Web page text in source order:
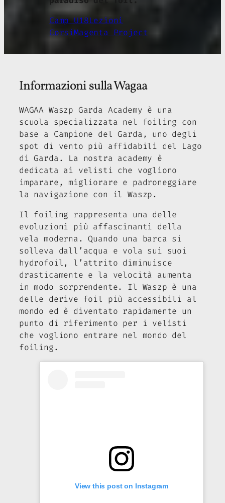
Camp U18Lezioni
CorsiMagenta Project
Informazioni sulla Wagaa
WAGAA Waszp Garda Academy è una
scuola specializzata nel foiling con
base a Campione del Garda, uno degli
spot di vento più affidabili del Lago
di Garda. La nostra academy è
dedicata ai velisti che vogliono
imparare, migliorare e padroneggiare
la navigazione con il Waszp.
Il foiling rappresenta una delle
evoluzioni più affascinanti della
vela moderna. Quando una barca si
solleva dall’acqua e vola sui suoi
hydrofoil, l’attrito diminuisce
drasticamente e la velocità aumenta
in modo sorprendente. Il Waszp è una
delle derive foil più accessibili al
mondo ed è diventato rapidamente un
punto di riferimento per i velisti
che vogliono entrare nel mondo del
foiling.
View this post on Instagram